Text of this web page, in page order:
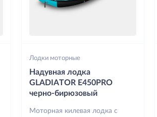
Лодки моторные
Надувная лодка
GLADIATOR E450PRO
черно-бирюзовый
Моторная килевая лодка с